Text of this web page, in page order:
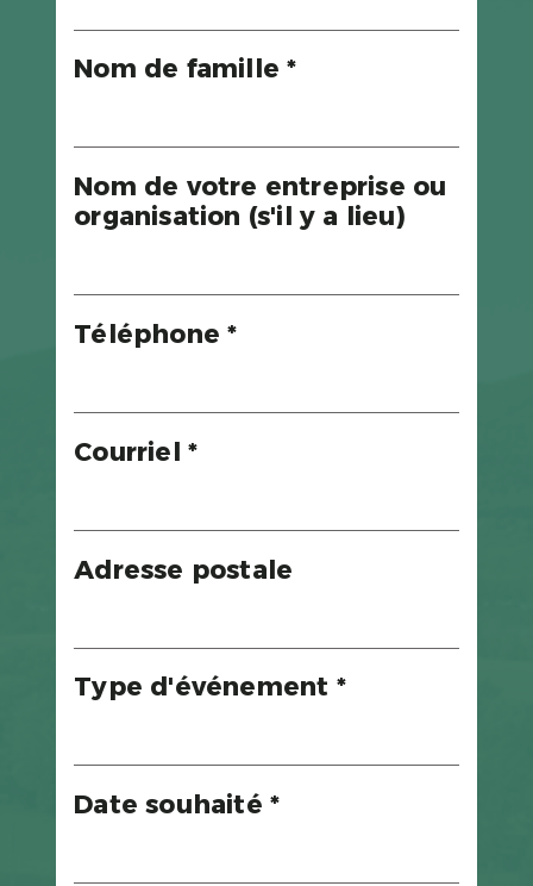
Nom de famille *
Nom de votre entreprise ou
organisation (s'il y a lieu)
Téléphone *
Courriel *
Adresse postale
Type d'événement *
Date souhaité *